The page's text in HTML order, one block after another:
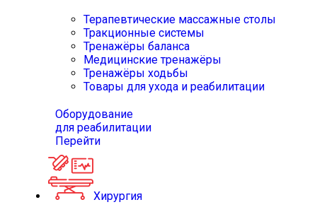
Терапевтические массажные столы
Тракционные системы
Тренажёры баланса
Медицинские тренажёры
Тренажёры ходьбы
Товары для ухода и реабилитации
Оборудование
для реабилитации
Перейти
Хирургия